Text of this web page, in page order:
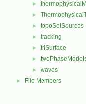
►
►
► topoSetSources
► tracking
► triSurface
►
► waves
► File Members